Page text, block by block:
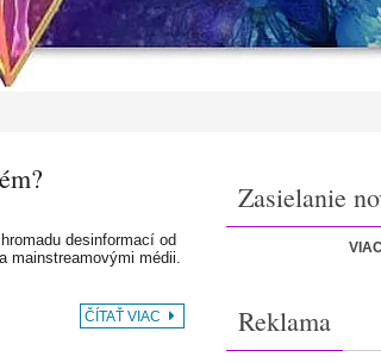
desinformací od
mainstreamovými médii.
ČÍTAŤ VIAC
Zasielanie
Reklama